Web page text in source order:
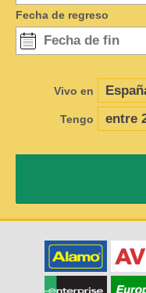
Fecha de regreso
Vivo en
Tengo